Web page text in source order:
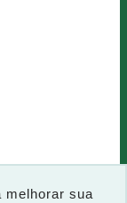
melhorar sua